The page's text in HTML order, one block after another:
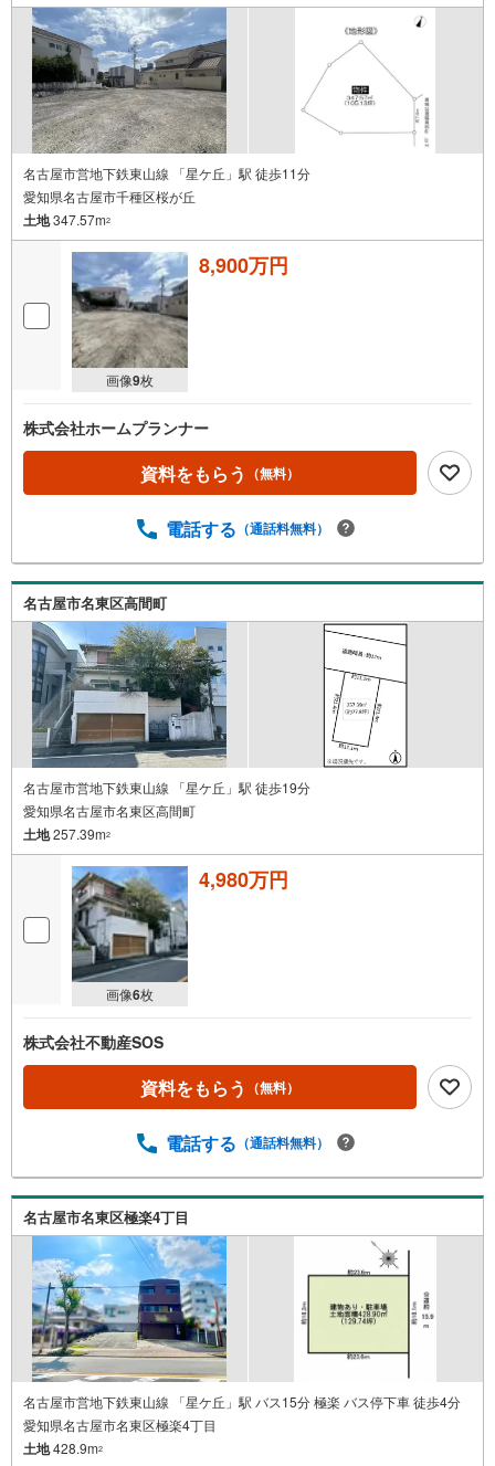
名古屋市営地下鉄東山線 「星ケ丘」駅 徒歩11分
愛知県名古屋市千種区桜が丘
土地347.57m2
画像9枚
8,900万円
株式会社ホームプランナー
資料をもらう （無料）
電話する （通話料無料）
名古屋市名東区高間町
名古屋市営地下鉄東山線 「星ケ丘」駅 徒歩19分
愛知県名古屋市名東区高間町
土地257.39m2
画像6枚
4,980万円
株式会社不動産SOS
資料をもらう （無料）
電話する （通話料無料）
名古屋市名東区極楽4丁目
名古屋市営地下鉄東山線 「星ケ丘」駅 バス15分 極楽 バス停下車 徒歩4分
愛知県名古屋市名東区極楽4丁目
土地428.9m2